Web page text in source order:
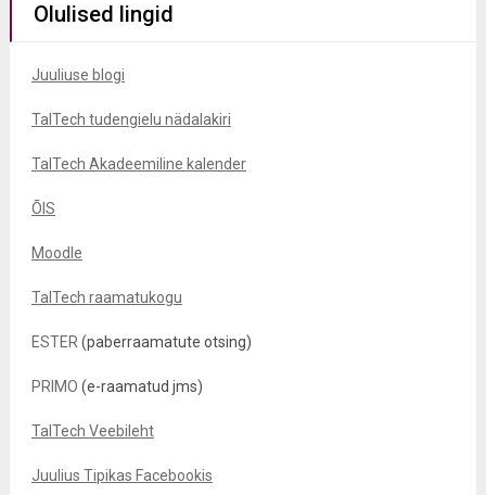
Olulised lingid
Juuliuse blogi
TalTech tudengielu nädalakiri
TalTech Akadeemiline kalender
ÕIS
Moodle
TalTech raamatukogu
ESTER (paberraamatute otsing)
PRIMO (e-raamatud jms)
TalTech Veebileht
Juulius Tipikas Facebookis